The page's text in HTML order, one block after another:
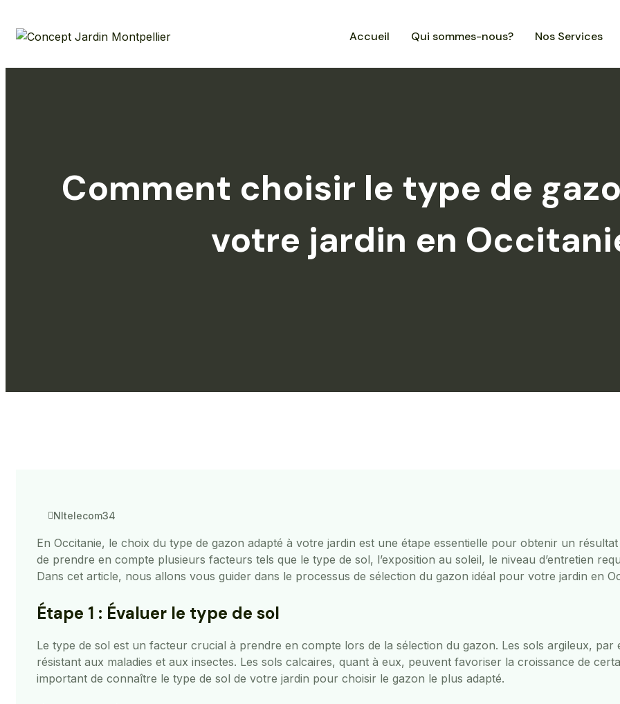
Accueil Qui sommes-nous? Nos Services
Comment choisir le type de
votre jardin en
Nltelecom34
En Occitanie, le choix du type de gazon adapté à votre jardin est une étape essentielle pour obtenir un
de prendre en compte plusieurs facteurs tels que le type de sol, l’exposition au soleil, le niveau d’entretien
Dans cet article, nous allons vous guider dans le processus de sélection du gazon idéal pour votre jardin en
Étape 1 : Évaluer le type de sol
Le type de sol est un facteur crucial à prendre en compte lors de la sélection du gazon. Les sols argileux, par
résistant aux maladies et aux insectes. Les sols calcaires, quant à eux, peuvent favoriser la croissance de
important de connaître le type de sol de votre jardin pour choisir le gazon le plus adapté.